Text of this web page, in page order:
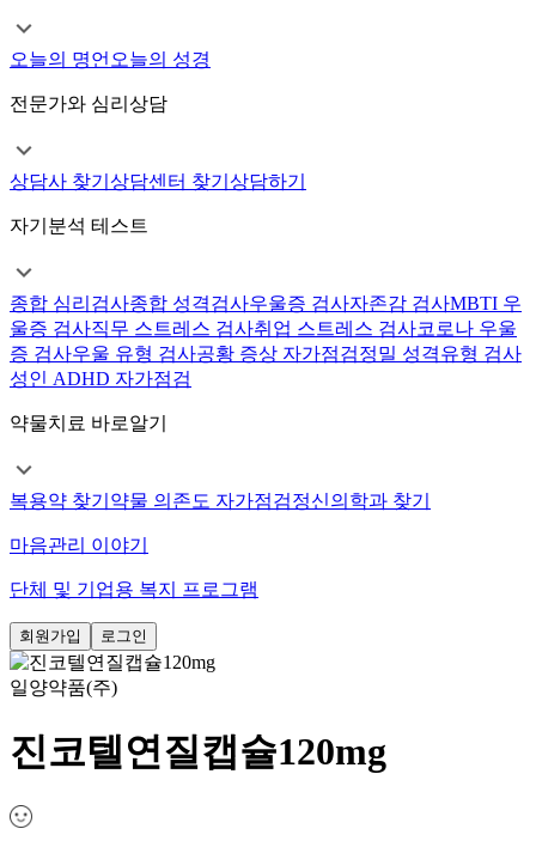
오늘의 명언 오늘의 성경
전문가와 심리상담
상담사 찾기 상담센터 찾기 상담하기
자기분석 테스트
종합 심리검사종합 성격검사우울증 검사자존감 검사MBTI 우
울증 검사직무 스트레스 검사취업 스트레스 검사코로나 우울
증 검사우울 유형 검사공황 증상 자가점검정밀 성격유형 검사
성인 ADHD 자가점검
약물치료 바로알기
복용약 찾기 약물 의존도 자가점검정신의학과 찾기
마음관리 이야기
단체 및 기업용 복지 프로그램
회원가입 로그인
일양약품(주)
진코텔연질캡슐120mg